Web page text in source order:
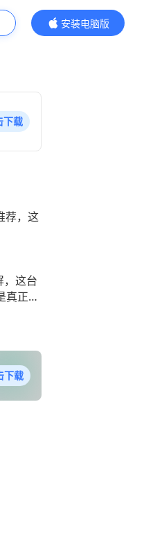
安装电脑版
内容更精彩
下载
荐，这
，这台
真正的
下载